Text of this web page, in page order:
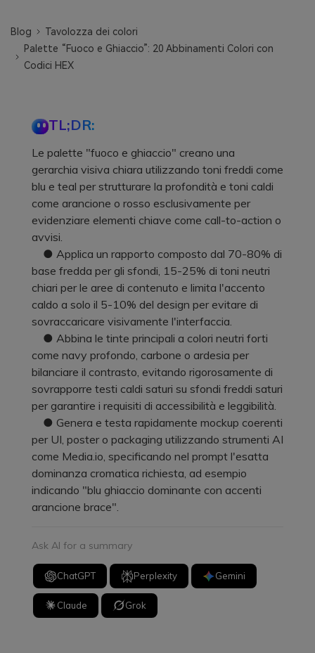
Blog
Tavolozza dei colori
Palette “Fuoco e Ghiaccio”: 20 Abbinamenti Colori con
Codici HEX
TL;DR:
Le palette "fuoco e ghiaccio" creano una
gerarchia visiva chiara utilizzando toni freddi come
blu e teal per strutturare la profondità e toni caldi
come arancione o rosso esclusivamente per
evidenziare elementi chiave come call-to-action o
avvisi.
● Applica un rapporto composto dal 70-80% di
base fredda per gli sfondi, 15-25% di toni neutri
chiari per le aree di contenuto e limita l'accento
caldo a solo il 5-10% del design per evitare di
sovraccaricare visivamente l'interfaccia.
● Abbina le tinte principali a colori neutri forti
come navy profondo, carbone o ardesia per
bilanciare il contrasto, evitando rigorosamente di
sovrapporre testi caldi saturi su sfondi freddi saturi
per garantire i requisiti di accessibilità e leggibilità.
● Genera e testa rapidamente mockup coerenti
per UI, poster o packaging utilizzando strumenti AI
come Media.io, specificando nel prompt l'esatta
dominanza cromatica richiesta, ad esempio
indicando "blu ghiaccio dominante con accenti
arancione brace".
Ask AI for a summary
ChatGPT Perplexity Gemini
Claude Grok